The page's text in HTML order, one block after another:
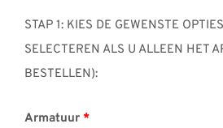
STAP 1: KIES DE GEWENSTE
SELECTEREN ALS U ALLEEN HET
BESTELLEN):
Armatuur